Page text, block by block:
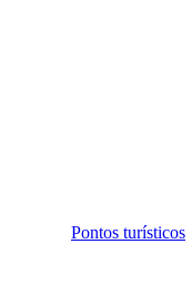
Pontos turísticos